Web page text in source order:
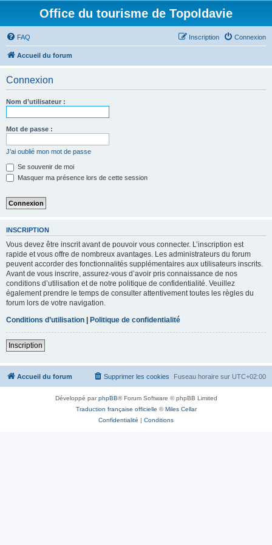
Office du tourisme de Topoldavie
FAQ Connexion
Inscription
Accueil du forum
Connexion
Nom d’utilisateur :
Mot de passe :
J’ai oublié mon mot de passe
Se souvenir de moi
Masquer ma présence lors de cette session
INSCRIPTION
Vous devez être inscrit avant de pouvoir vous connecter. L’inscription est
rapide et vous offre de nombreux avantages. Les administrateurs du forum
peuvent accorder des fonctionnalités supplémentaires aux utilisateurs inscrits.
Avant de vous inscrire, assurez-vous d’avoir pris connaissance de nos
conditions d’utilisation et de notre politique de confidentialité. Veuillez
également prendre le temps de consulter attentivement toutes les règles du
forum lors de votre navigation.
Conditions d’utilisation | Politique de confidentialité
Inscription
Accueil du forum Fuseau horaire sur UTC+02:00
Supprimer les cookies
Développé parphpBB® Forum Software © phpBB Limited
Traduction française officielle ©Miles Cellar
Confidentialité | Conditions